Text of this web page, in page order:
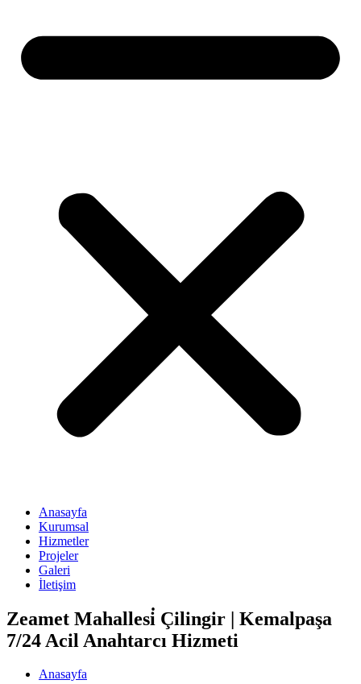
Anasayfa
Kurumsal
Hizmetler
Projeler
Galeri
İletişim
Zeamet Mahallesi̇ Çilingir | Kemalpaşa
7/24 Acil Anahtarcı Hizmeti
Anasayfa